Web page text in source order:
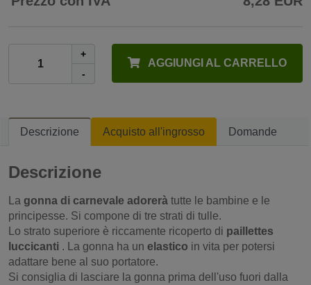
+
-
AGGIUNGI AL CARRELLO
Descrizione Acquisto all'ingrosso Domande
Descrizione
La gonna di carnevale adorerà tutte le bambine e le
principesse. Si compone di tre strati di tulle.
Lo strato superiore è riccamente ricoperto di paillettes
luccicanti . La gonna ha un elastico in vita per potersi
adattare bene al suo portatore.
Si consiglia di lasciare la gonna prima dell'uso fuori dalla